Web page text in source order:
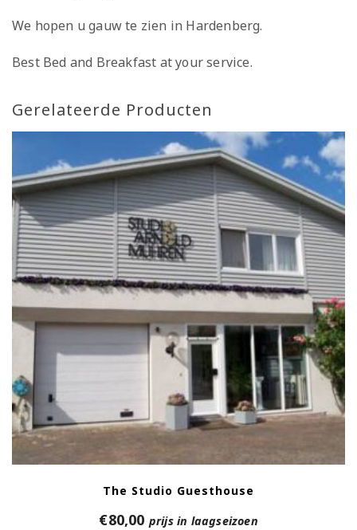
We hopen u gauw te zien in Hardenberg.
Best Bed and Breakfast at your service.
Gerelateerde Producten
The Studio Guesthouse
€80,00 prijs in laagseizoen